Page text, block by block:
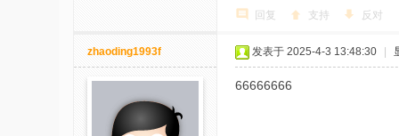
回复 支持 反对
zhaoding1993f 发表于 2025-4-3 13:48:30
66666666